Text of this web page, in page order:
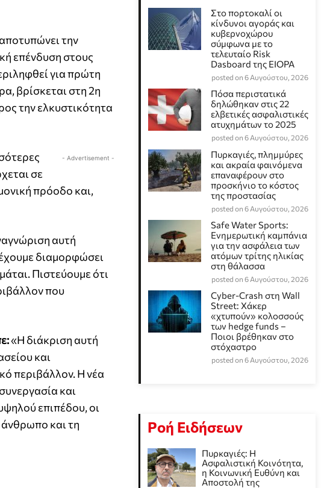
την
επένδυση στους
για πρώτη
βρίσκεται στη 2η
την ελκυστικότητα
- Advertisement -
σε
πρόοδο και,
αυτή
διαμορφώσει
Πιστεύουμε ότι
που
«Η διάκριση αυτή
και
περιβάλλον. Η νέα
και
επιπέδου, οι
άνθρωπο και τη
Στο πορτοκαλί οι
κίνδυνοι αγοράς και
κυβερνοχώρου
σύμφωνα με το
τελευταίο Risk
Dasboard της EIOPA
posted on 6 Αυγούστου, 2026
Πόσα περιστατικά
δηλώθηκαν στις 22
ελβετικές ασφαλιστικές
ατυχημάτων το 2025
posted on 6 Αυγούστου, 2026
Πυρκαγιές, πλημμύρες
και ακραία φαινόμενα
επαναφέρουν στο
προσκήνιο το κόστος
της προστασίας
posted on 6 Αυγούστου, 2026
Safe Water Sports:
Eνημερωτική καμπάνια
για την ασφάλεια των
ατόμων τρίτης ηλικίας
στη θάλασσα
posted on 6 Αυγούστου, 2026
Cyber-Crash στη Wall
Street: Χάκερ
«χτυπούν» κολοσσούς
των hedge funds –
Ποιοι βρέθηκαν στο
στόχαστρο
posted on 6 Αυγούστου, 2026
Ροή Ειδήσεων
Πυρκαγιές: Η
Ασφαλιστική Κοινότητα,
η Κοινωνική Ευθύνη και
Αποστολή της